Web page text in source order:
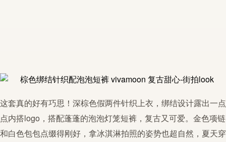
这套真的好有巧思！深棕色假两件针织上衣， 绑结设计露出一点
点内搭logo，搭配蓬蓬的泡泡灯笼短裤，复古又可爱。金色项链
和白色包包点缀得刚好，拿冰淇淋拍照的姿势也超自然，夏天穿